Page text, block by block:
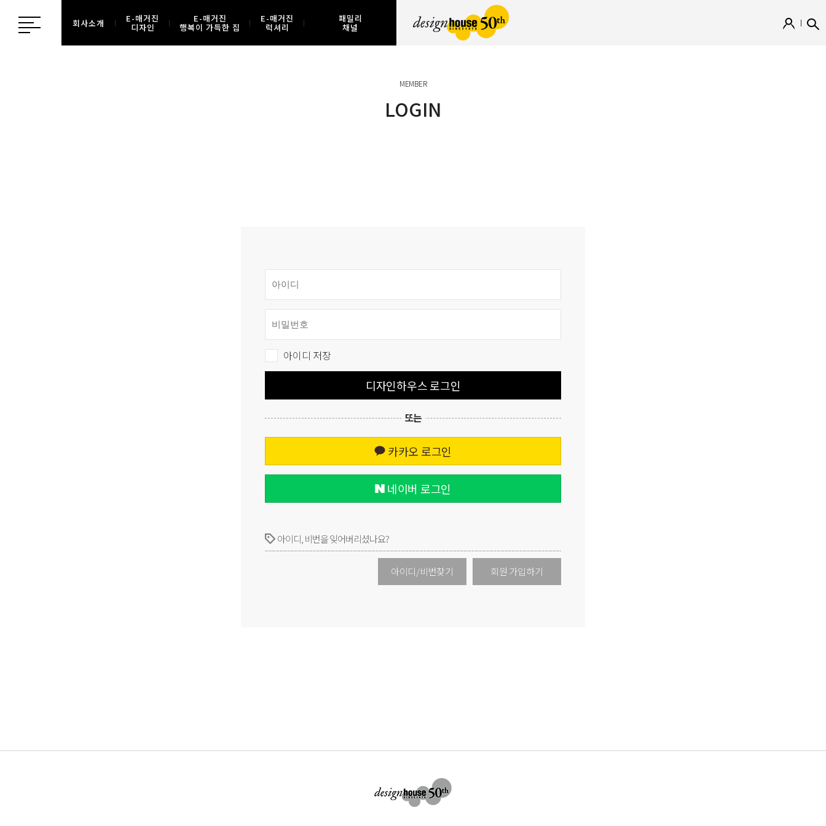
회사소개 E-매거진
디자인
E-매거진
행복이 가득한 집
E-매거진
럭셔리
패밀리
채널
MEMBER
LOGIN
아이디 저장
디자인하우스 로그인
또는
카카오 로그인
네이버 로그인
아이디, 비번을 잊어버리셨나요?
회원 가입하기
아이디/비번찾기